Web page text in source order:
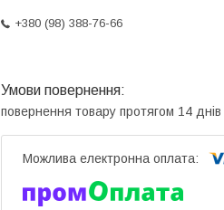
+380 (98) 388-76-66
повернення товару протягом 14 днів